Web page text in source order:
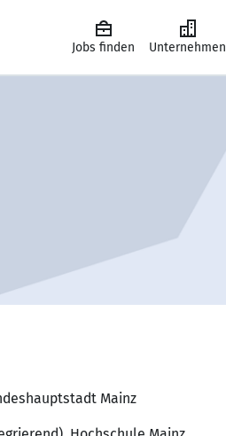
Jobs finden Unternehmen
Mainz